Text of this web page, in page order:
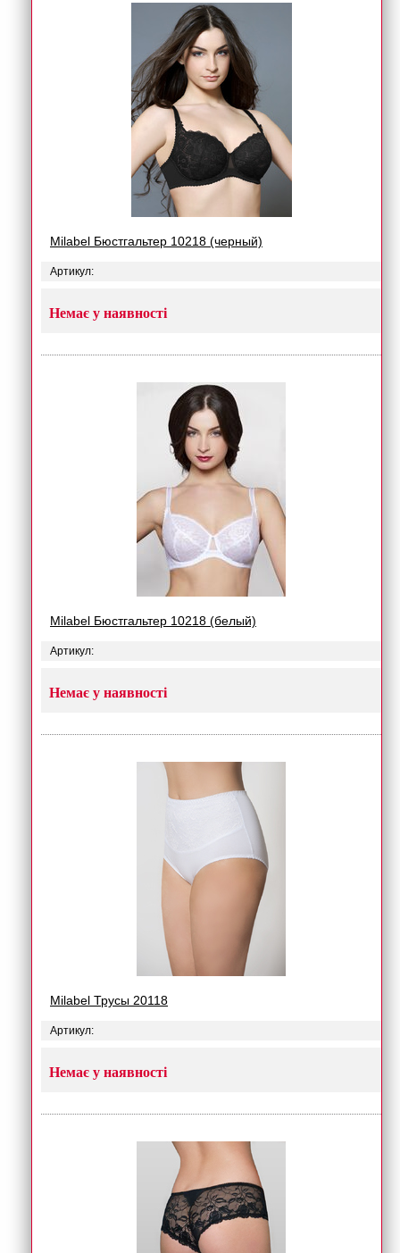
Milabel Бюстгальтер 10218 (черный)
Артикул:
Немає у наявності
Milabel Бюстгальтер 10218 (белый)
Артикул:
Немає у наявності
Milabel Трусы 20118
Артикул:
Немає у наявності